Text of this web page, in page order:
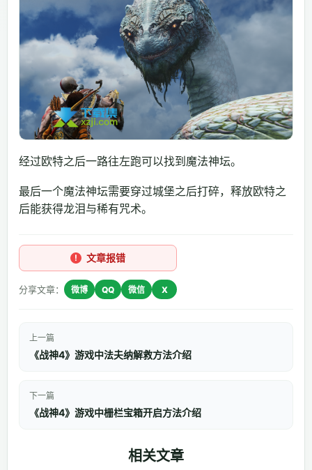
经过欧特之后一路往左跑可以找到魔法神坛。
最后一个魔法神坛需要穿过城堡之后打碎，释放欧特之
后能获得龙泪与稀有咒术。
文章报错
分享文章： 微博 QQ 微信 X
上一篇
《战神4》游戏中法夫纳解救方法介绍
下一篇
《战神4》游戏中栅栏宝箱开启方法介绍
相关文章